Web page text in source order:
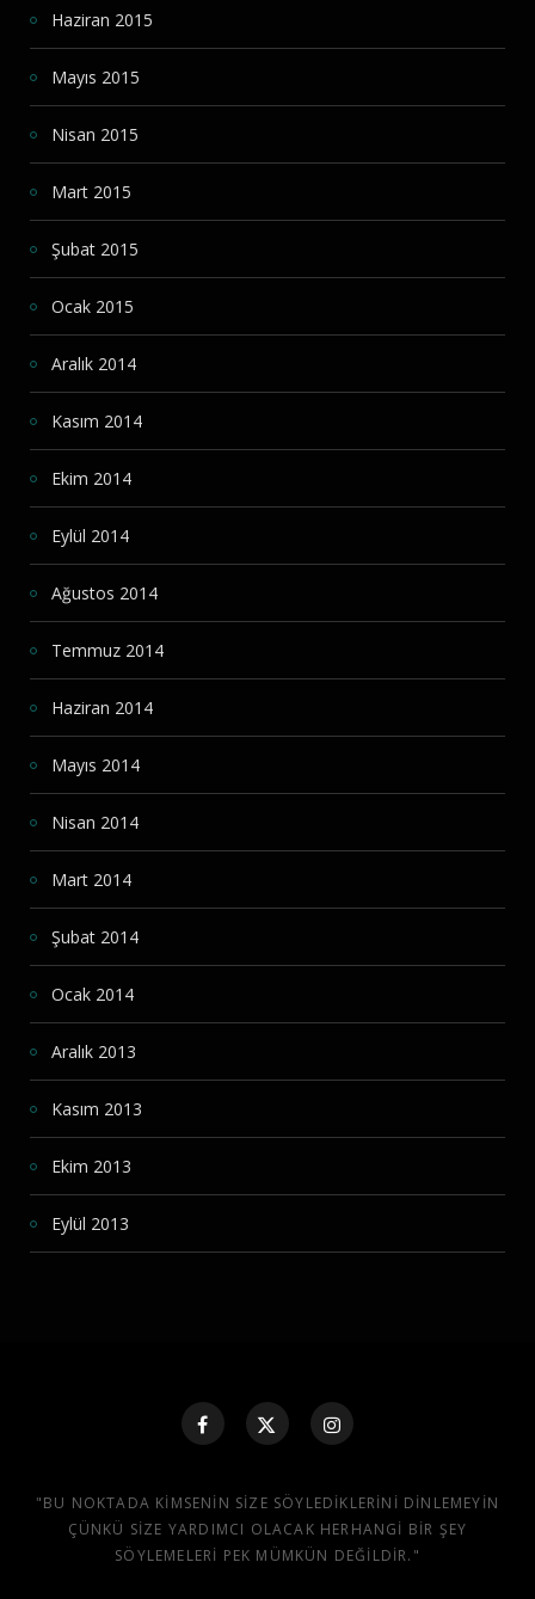
Haziran 2015
Mayıs 2015
Nisan 2015
Mart 2015
Şubat 2015
Ocak 2015
Aralık 2014
Kasım 2014
Ekim 2014
Eylül 2014
Ağustos 2014
Temmuz 2014
Haziran 2014
Mayıs 2014
Nisan 2014
Mart 2014
Şubat 2014
Ocak 2014
Aralık 2013
Kasım 2013
Ekim 2013
Eylül 2013
"BU NOKTADA KIMSENIN SIZE SÖYLEDIKLERINI DINLEMEYIN
ÇÜNKÜ SIZE YARDIMCI OLACAK HERHANGI BIR ŞEY
SÖYLEMELERI PEK MÜMKÜN DEĞILDIR."